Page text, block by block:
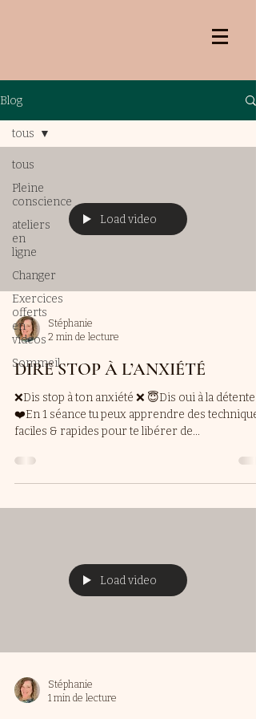
Blog
tous
Pleine
conscience
ateliers
en
ligne
Changer
Exercices
offerts
en
vidéos
Sommeil
tous
Load video
Stéphanie
2 min de lecture
DIRE STOP À L’ANXIÉTÉ
❌Dis stop à ton anxiété ❌ 😇Dis oui à la détente
❤️En 1 séance tu peux apprendre des
faciles & rapides pour te libérer de...
Load video
Stéphanie
1 min de lecture